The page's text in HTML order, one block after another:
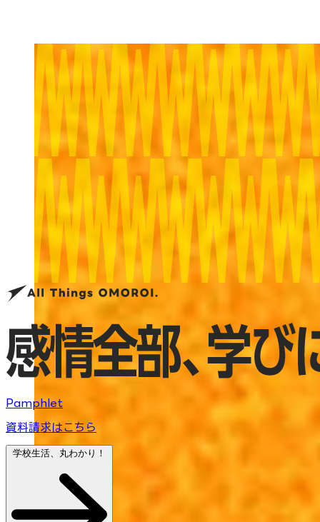
Pamphlet
資料請求はこちら
学校生活、丸わかり！